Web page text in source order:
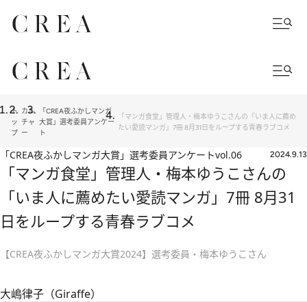
ト
ッ
プ
カル
チャ
ー
「CREA夜ふかしマンガ
大賞」選考委員アンケー
ト
「マンガ食堂」管理人・梅本ゆうこさんの「いま人に薦め
たい愛読マンガ」7冊 8月31日をループする青春ラブコメ
「CREA夜ふかしマンガ大賞」選考委員アンケートvol.06 2024.9.13
「マンガ食堂」管理人・梅本ゆうこさんの
「いま人に薦めたい愛読マンガ」7冊 8月31
日をループする青春ラブコメ
【CREA夜ふかしマンガ大賞2024】選考委員・梅本ゆうこさん
大嶋律子（Giraffe）